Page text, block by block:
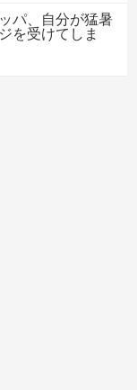
パ、自分が猛暑
を受けてしま